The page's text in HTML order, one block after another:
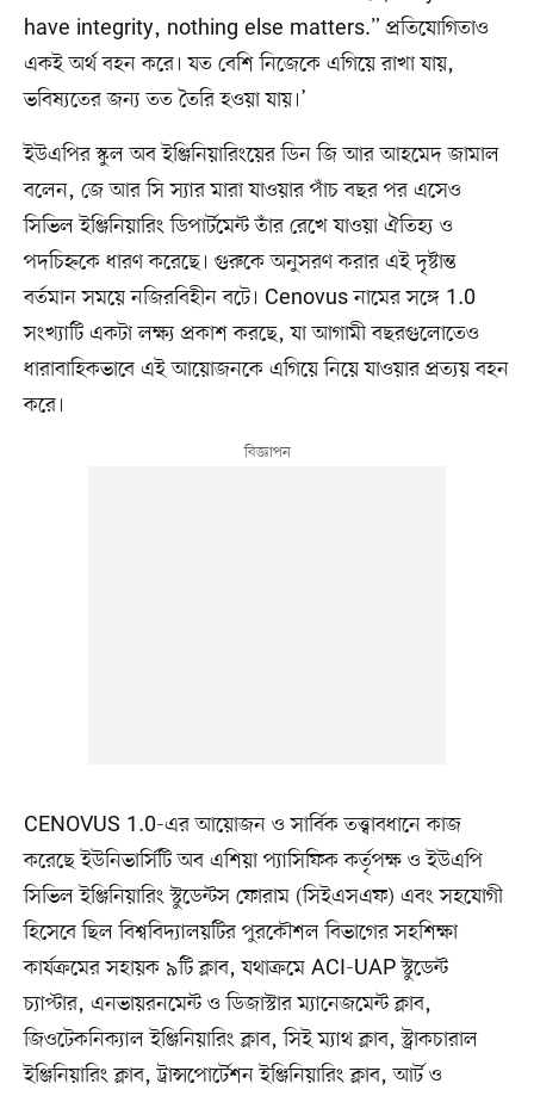
have integrity, nothing else matters.” প্রতিযোগিতাও
একই অর্থ বহন করে। যত বেশি নিজেকে এগিয়ে রাখা যায়,
ভবিষ্যতের জন্য তত তৈরি হওয়া যায়।’
ইউএপির স্কুল অব ইঞ্জিনিয়ারিংয়ের ডিন জি আর আহমেদ জামাল
বলেন, জে আর সি স্যার মারা যাওয়ার পাঁচ বছর পর এসেও
সিভিল ইঞ্জিনিয়ারিং ডিপার্টমেন্ট তাঁর রেখে যাওয়া ঐতিহ্য ও
পদচিহ্নকে ধারণ করেছে। গুরুকে অনুসরণ করার এই দৃষ্টান্ত
বর্তমান সময়ে নজিরবিহীন বটে। Cenovus নামের সঙ্গে 1.0
সংখ্যাটি একটা লক্ষ্য প্রকাশ করছে, যা আগামী বছরগুলোতেও
ধারাবাহিকভাবে এই আয়োজনকে এগিয়ে নিয়ে যাওয়ার প্রত্যয় বহন
করে।
CENOVUS 1.0-এর আয়োজন ও সার্বিক তত্ত্বাবধানে কাজ
করেছে ইউনিভার্সিটি অব এশিয়া প্যাসিফিক কর্তৃপক্ষ ও ইউএপি
সিভিল ইঞ্জিনিয়ারিং স্টুডেন্টস ফোরাম (সিইএসএফ) এবং সহযোগী
হিসেবে ছিল বিশ্ববিদ্যালয়টির পুরকৌশল বিভাগের সহশিক্ষা
কার্যক্রমের সহায়ক ৯টি ক্লাব, যথাক্রমে ACI-UAP স্টুডেন্ট
চ্যাপ্টার, এনভায়রনমেন্ট ও ডিজাস্টার ম্যানেজমেন্ট ক্লাব,
জিওটেকনিক্যাল ইঞ্জিনিয়ারিং ক্লাব, সিই ম্যাথ ক্লাব, স্ট্রাকচারাল
ইঞ্জিনিয়ারিং ক্লাব, ট্রান্সপোর্টেশন ইঞ্জিনিয়ারিং ক্লাব, আর্ট ও